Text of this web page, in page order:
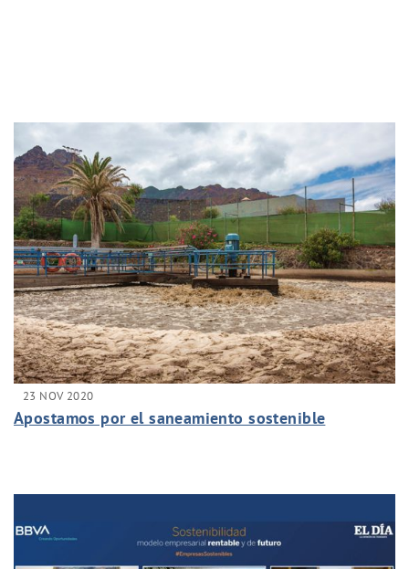
23 NOV 2020
Apostamos por el saneamiento sostenible